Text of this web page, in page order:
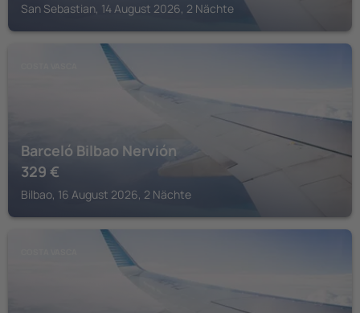
San Sebastian, 14 August 2026, 2 Nächte
Barceló Bilbao Nervión
329 €
Bilbao, 16 August 2026, 2 Nächte